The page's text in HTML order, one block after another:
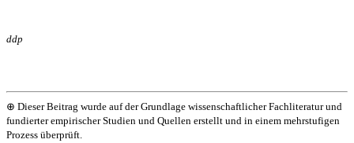
ddp
⊕ Dieser Beitrag wurde auf der Grundlage wissenschaftlicher Fachliteratur und
fundierter empirischer Studien und Quellen erstellt und in einem mehrstufigen
Prozess überprüft.